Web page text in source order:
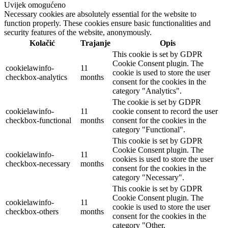
Uvijek omogućeno
Necessary cookies are absolutely essential for the website to
function properly. These cookies ensure basic functionalities and
security features of the website, anonymously.
Kolačić
Trajanje Opis
cookielawinfo-
checkbox-analytics
11
months
This cookie is set by GDPR
Cookie Consent plugin. The
cookie is used to store the user
consent for the cookies in the
category "Analytics".
cookielawinfo-
checkbox-functional
11
months
The cookie is set by GDPR
cookie consent to record the user
consent for the cookies in the
category "Functional".
cookielawinfo-
checkbox-necessary
11
months
This cookie is set by GDPR
Cookie Consent plugin. The
cookies is used to store the user
consent for the cookies in the
category "Necessary".
cookielawinfo-
checkbox-others
11
months
This cookie is set by GDPR
Cookie Consent plugin. The
cookie is used to store the user
consent for the cookies in the
category "Other.